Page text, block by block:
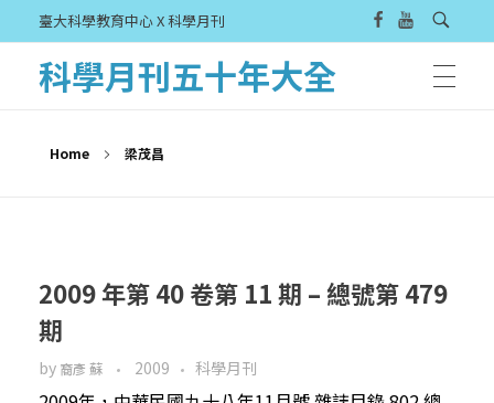
臺大科學教育中心 X 科學月刊
科學月刊五十年大全
Home 梁茂昌
2009 年第 40 卷第 11 期 – 總號第 479
期
by 裔彥 蘇 2009 科學月刊